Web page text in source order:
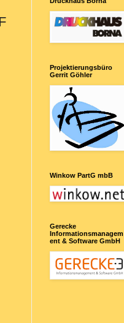
Projektierungsbüro
Gerrit Göhler
Winkow PartG mbB
Gerecke
Informationsmanagem
ent & Software GmbH